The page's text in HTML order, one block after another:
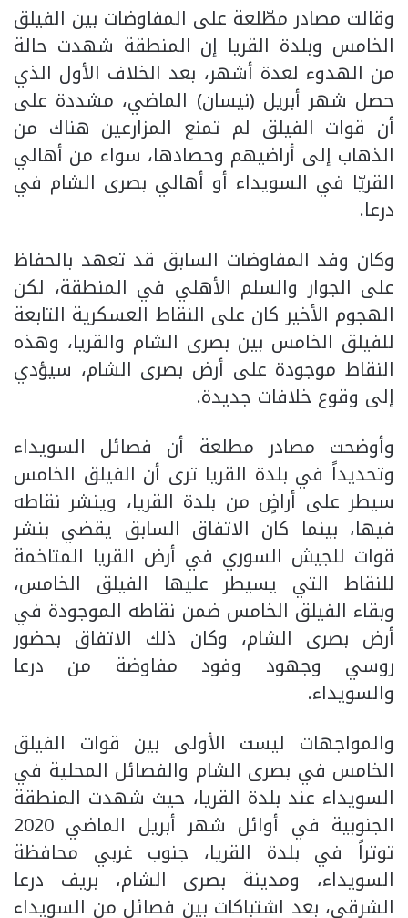
وقالت مصادر مطّلعة على المفاوضات بين الفيلق
الخامس وبلدة القريا إن المنطقة شهدت حالة
من الهدوء لعدة أشهر، بعد الخلاف الأول الذي
حصل شهر أبريل (نيسان) الماضي، مشددة على
أن قوات الفيلق لم تمنع المزارعين هناك من
الذهاب إلى أراضيهم وحصادها، سواء من أهالي
القريّا في السويداء أو أهالي بصرى الشام في
درعا.
وكان وفد المفاوضات السابق قد تعهد بالحفاظ
على الجوار والسلم الأهلي في المنطقة، لكن
الهجوم الأخير كان على النقاط العسكرية التابعة
للفيلق الخامس بين بصرى الشام والقريا، وهذه
النقاط موجودة على أرض بصرى الشام، سيؤدي
إلى وقوع خلافات جديدة.
وأوضحت مصادر مطلعة أن فصائل السويداء
وتحديداً في بلدة القريا ترى أن الفيلق الخامس
سيطر على أراضٍ من بلدة القريا، وينشر نقاطه
فيها، بينما كان الاتفاق السابق يقضي بنشر
قوات للجيش السوري في أرض القريا المتاخمة
للنقاط التي يسيطر عليها الفيلق الخامس،
وبقاء الفيلق الخامس ضمن نقاطه الموجودة في
أرض بصرى الشام، وكان ذلك الاتفاق بحضور
روسي وجهود وفود مفاوضة من درعا
والسويداء.
والمواجهات ليست الأولى بين قوات الفيلق
الخامس في بصرى الشام والفصائل المحلية في
السويداء عند بلدة القريا، حيث شهدت المنطقة
الجنوبية في أوائل شهر أبريل الماضي 2020
توتراً في بلدة القريا، جنوب غربي محافظة
السويداء، ومدينة بصرى الشام، بريف درعا
الشرقي، بعد اشتباكات بين فصائل من السويداء